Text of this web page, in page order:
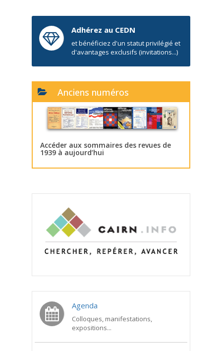
Adhérez au CEDN
et bénéficiez d'un statut privilégié et
d'avantages exclusifs (invitations...)
Anciens numéros
Accéder aux sommaires des revues de
1939 à aujourd’hui
Agenda
Colloques, manifestations,
expositions...